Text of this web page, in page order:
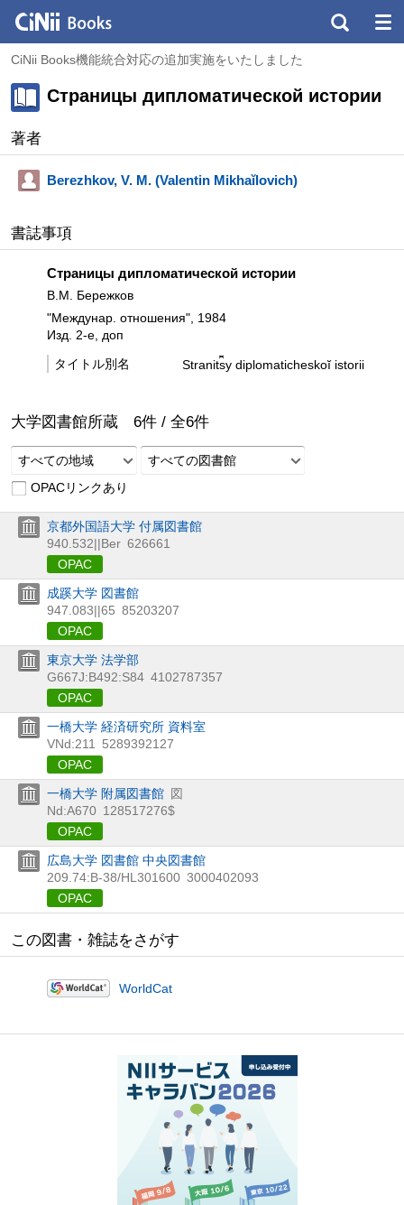
CiNii Books機能統合対応の追加実施をいたしました
Страницы дипломатической истории
著者
Berezhkov, V. M. (Valentin Mikhaĭlovich)
書誌事項
Страницы дипломатической истории
В.М. Бережков
"Междунар. отношения", 1984
Изд. 2-е, доп
タイトル別名
Stranit︠s︡y diplomaticheskoĭ istorii
大学図書館所蔵 6件 / 全6件
すべての地域
すべての図書館
OPACリンクあり
京都外国語大学 付属図書館
940.532||Ber 626661
OPAC
成蹊大学 図書館
947.083||65 85203207
OPAC
東京大学 法学部
G667J:B492:S84 4102787357
OPAC
一橋大学 経済研究所 資料室
VNd:211
5289392127
OPAC
一橋大学 附属図書館 図
Nd:A670 128517276$
OPAC
広島大学 図書館 中央図書館
209.74:B-38/HL301600 3000402093
OPAC
この図書・雑誌をさがす
WorldCat